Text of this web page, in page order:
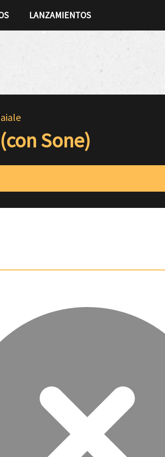
LANZAMIENTOS
Sone)